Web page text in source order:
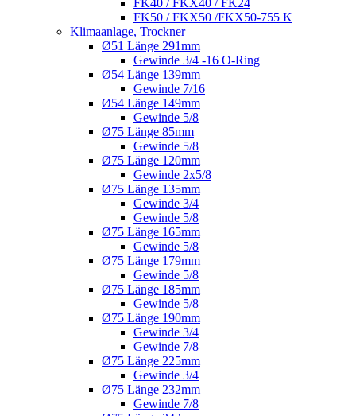
FK40 / FKX40 / FK24
FK50 / FKX50 /FKX50-755 K
Klimaanlage, Trockner
Ø51 Länge 291mm
Gewinde 3/4 -16 O-Ring
Ø54 Länge 139mm
Gewinde 7/16
Ø54 Länge 149mm
Gewinde 5/8
Ø75 Länge 85mm
Gewinde 5/8
Ø75 Länge 120mm
Gewinde 2x5/8
Ø75 Länge 135mm
Gewinde 3/4
Gewinde 5/8
Ø75 Länge 165mm
Gewinde 5/8
Ø75 Länge 179mm
Gewinde 5/8
Ø75 Länge 185mm
Gewinde 5/8
Ø75 Länge 190mm
Gewinde 3/4
Gewinde 7/8
Ø75 Länge 225mm
Gewinde 3/4
Ø75 Länge 232mm
Gewinde 7/8